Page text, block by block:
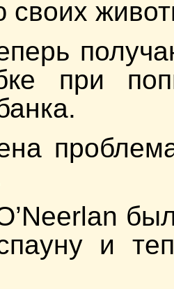
при
и